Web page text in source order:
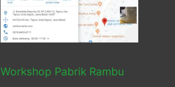
Workshop Pabrik Rambu